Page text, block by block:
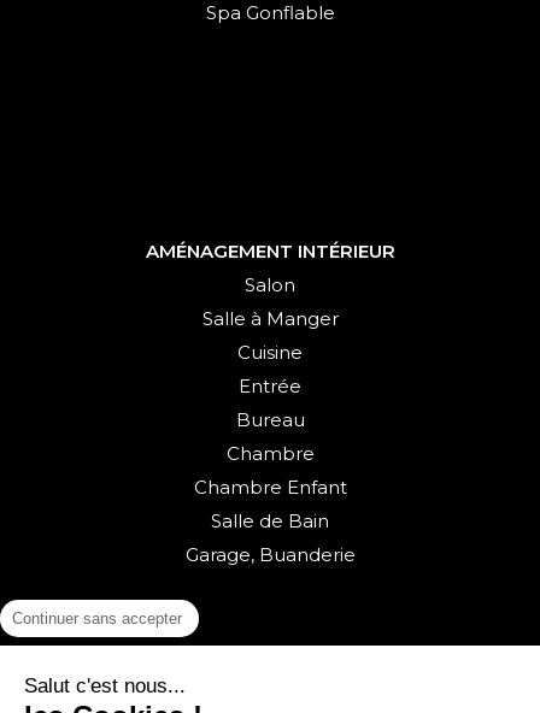
Spa Gonflable
AMÉNAGEMENT INTÉRIEUR
Salon
Salle à Manger
Cuisine
Entrée
Bureau
Chambre
Chambre Enfant
Salle de Bain
Garage, Buanderie
Continuer sans accepter
Salut c'est nous...